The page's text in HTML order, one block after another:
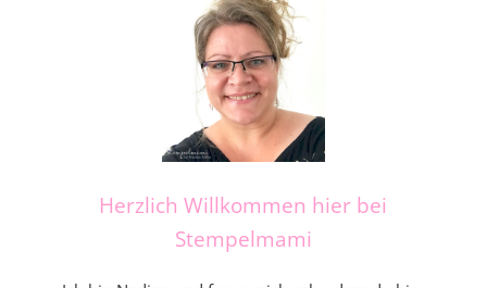
Herzlich Willkommen hier bei
Stempelmami